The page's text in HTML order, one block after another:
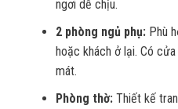
ngơi dễ chịu.
2 phòng ngủ phụ:Phù
hoặc khách ở lại. Có
mát.
Phòng thờ:Thiết kế